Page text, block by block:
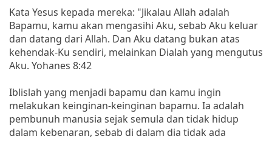
Kata Yesus kepada mereka: "Jikalau Allah adalah
Bapamu, kamu akan mengasihi Aku, sebab Aku keluar
dan datang dari Allah. Dan Aku datang bukan atas
kehendak-Ku sendiri, melainkan Dialah yang mengutus
Aku. Yohanes 8:42
Iblislah yang menjadi bapamu dan kamu ingin
melakukan keinginan-keinginan bapamu. Ia adalah
pembunuh manusia sejak semula dan tidak hidup
dalam kebenaran, sebab di dalam dia tidak ada